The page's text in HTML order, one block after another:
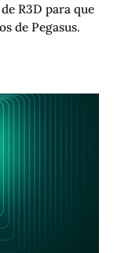
R3D para que
de Pegasus.